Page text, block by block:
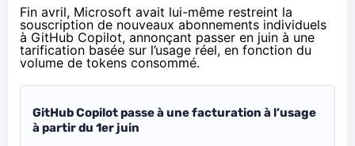
Fin avril, Microsoft avait lui-même restreint la
souscription de nouveaux abonnements individuels
à GitHub Copilot, annonçant passer en juin à une
tarification basée sur l’usage réel, en fonction du
volume de tokens consommé.
GitHub Copilot passe à une facturation à l’usage
à partir du 1er juin